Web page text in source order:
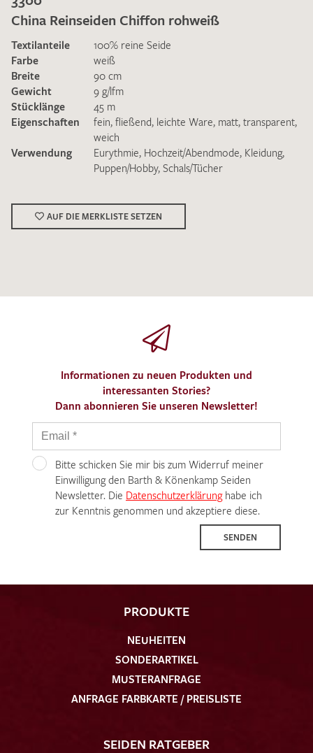
Ich bin damit einverstanden, dass meine angegebenen Daten
zur Beantwortung meiner Musteranfrage genutzt werden.
DieDatenschutzbestimmungenhabe ich zur Kenntnis
genommen und akzeptiere diese.
China Reinseiden Chiffon rohweiß
Textilanteile
100% reine Seide
Farbe
weiß
Breite
90 cm
Gewicht
9 g/lfm
Stücklänge
45 m
Eigenschaften
fein, fließend, leichte Ware, matt, transparent,
weich
Verwendung
Eurythmie, Hochzeit/Abendmode, Kleidung,
Puppen/Hobby, Schals/Tücher
AUF DIE MERKLISTE SETZEN
Informationen zu neuen Produkten und
interessanten Stories?
Dann abonnieren Sie unseren Newsletter!
Bitte schicken Sie mir bis zum Widerruf meiner
Einwilligung den Barth & Könenkamp Seiden
Newsletter. Die Datenschutzerklärunghabe ich
zur Kenntnis genommen und akzeptiere diese.
SENDEN
PRODUKTE
NEUHEITEN
SONDERARTIKEL
MUSTERANFRAGE
ANFRAGE FARBKARTE / PREISLISTE
SEIDEN RATGEBER